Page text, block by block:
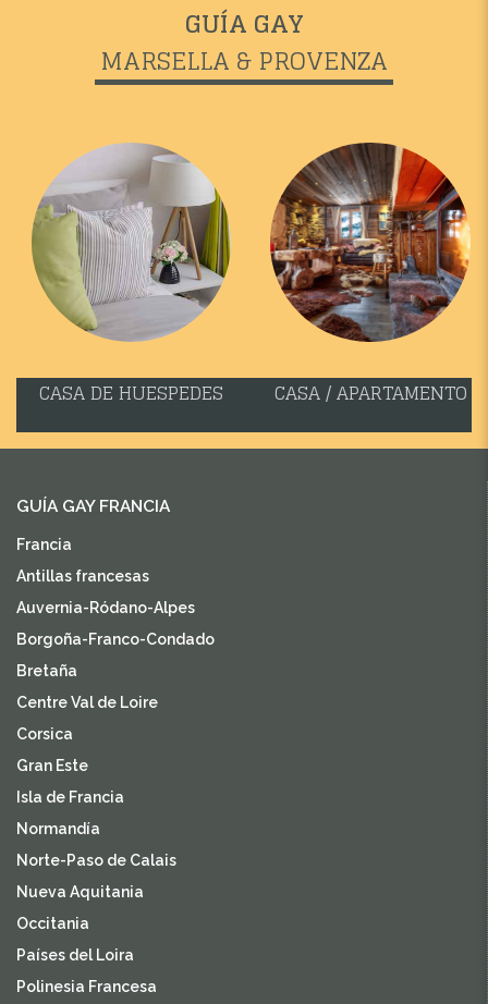
GUÍA GAY
MARSELLA & PROVENZA
CASA DE HUESPEDES CASA / APARTAMENTO
GUÍA GAY FRANCIA
Francia
Antillas francesas
Auvernia-Ródano-Alpes
Borgoña-Franco-Condado
Bretaña
Centre Val de Loire
Corsica
Gran Este
Isla de Francia
Normandía
Norte-Paso de Calais
Nueva Aquitania
Occitania
Países del Loira
Polinesia Francesa